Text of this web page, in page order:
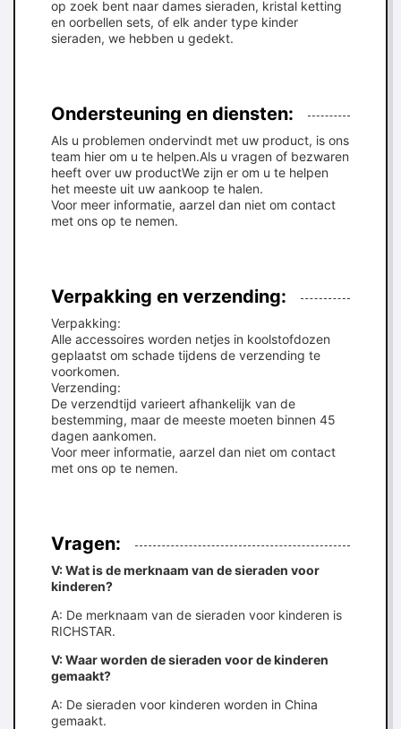
op zoek bent naar dames sieraden, kristal ketting
en oorbellen sets, of elk ander type kinder
sieraden, we hebben u gedekt.
Ondersteuning en diensten:
Als u problemen ondervindt met uw product, is ons
team hier om u te helpen.Als u vragen of bezwaren
heeft over uw productWe zijn er om u te helpen
het meeste uit uw aankoop te halen.
Voor meer informatie, aarzel dan niet om contact
met ons op te nemen.
Verpakking en verzending:
Verpakking:
Alle accessoires worden netjes in koolstofdozen
geplaatst om schade tijdens de verzending te
voorkomen.
Verzending:
De verzendtijd varieert afhankelijk van de
bestemming, maar de meeste moeten binnen 45
dagen aankomen.
Voor meer informatie, aarzel dan niet om contact
met ons op te nemen.
Vragen:
V: Wat is de merknaam van de sieraden voor
kinderen?
A: De merknaam van de sieraden voor kinderen is
RICHSTAR.
V: Waar worden de sieraden voor de kinderen
gemaakt?
A: De sieraden voor kinderen worden in China
gemaakt.